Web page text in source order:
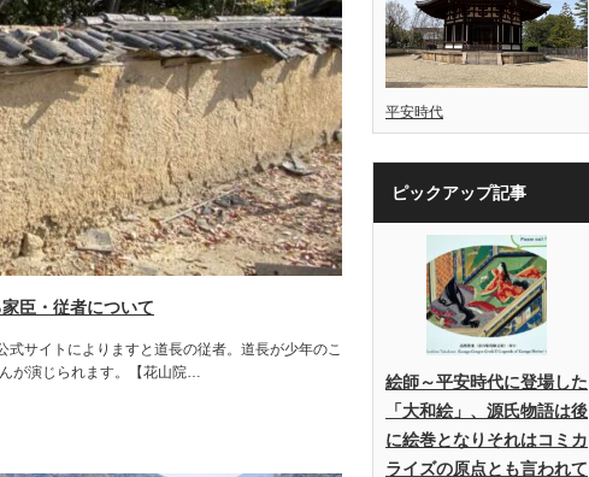
臣・従者について
式サイトによりますと道長の従者。道長が少年のこ
が演じられます。【花山院…
平安時代
ピックアップ記事
絵師～平安時代に登場した
「大和絵」、源氏物語は後
に絵巻となりそれはコミカ
ライズの原点とも言われて